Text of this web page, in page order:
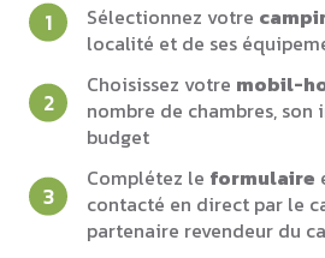
Sélectionnez votre
localité et de ses
Choisissez votre mobil-
nombre de chambres,
budget
Complétez le formulaire
contacté en direct par le
partenaire revendeur du